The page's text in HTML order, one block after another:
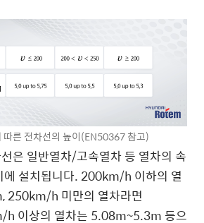
른 전차선의 높이(EN50367 참고)
은 일반열차/고속열차 등 열차의 속
에 설치됩니다. 200km/h 이하의 열
250km/h 미만의 열차라면
이상의 열차는 5.08m~5.3m 등으